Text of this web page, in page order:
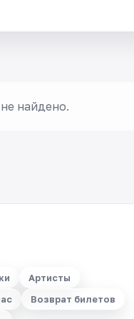
найдено.
Артисты
Возврат билетов